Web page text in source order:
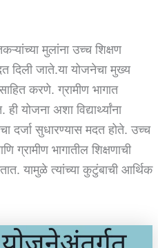
मुलांना उच्च शिक्षण
दिली जाते.या योजनेचा मुख्य
करणे. ग्रामीण भागात
योजना अशा विद्यार्थ्यांना
दर्जा सुधारण्यास मदत होते. उच्च
भागातील शिक्षणाची
यामुळे त्यांच्या कुटुंबाची आर्थिक